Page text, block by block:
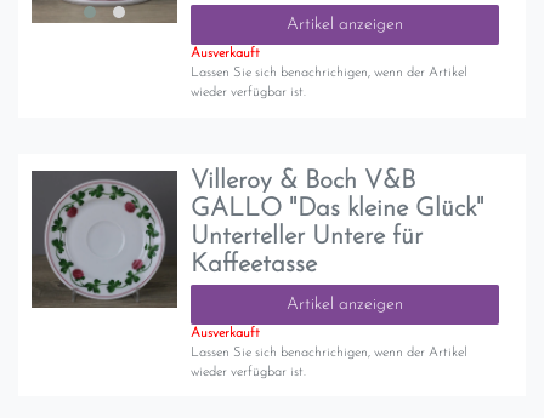
Artikel anzeigen
Ausverkauft
Lassen Sie sich benachrichigen, wenn der Artikel
wieder verfügbar ist.
Villeroy & Boch V&B
GALLO "Das kleine Glück"
Unterteller Untere für
Kaffeetasse
Artikel anzeigen
Ausverkauft
Lassen Sie sich benachrichigen, wenn der Artikel
wieder verfügbar ist.